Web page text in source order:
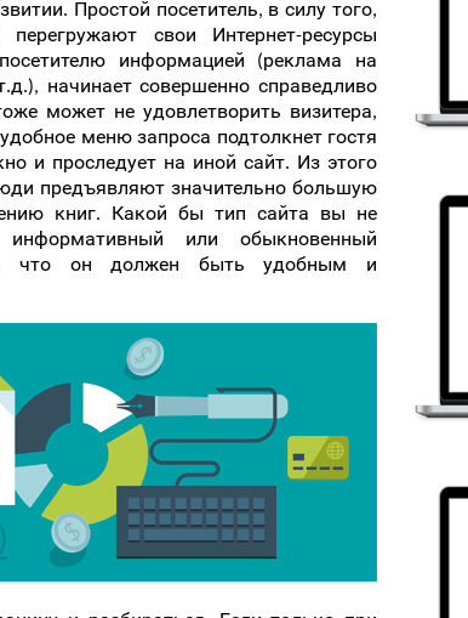
Простой посетитель, в силу того,
свои Интернет-ресурсы
информацией (реклама на
начинает совершенно справедливо
может не удовлетворить визитера,
меню запроса подтолкнет гостя
и проследует на иной сайт. Из этого
предъявляют значительно большую
книг. Какой бы тип сайта вы не
информативный или обыкновенный
что он должен быть удобным и